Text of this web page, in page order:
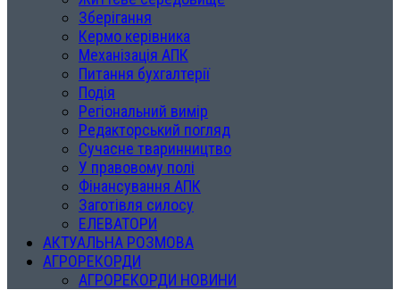
Зберігання
Кермо керівника
Механізація АПК
Питання бухгалтерії
Подія
Регіональний вимір
Редакторський погляд
Сучасне тваринництво
У правовому полі
Фінансування АПК
Заготівля силосу
ЕЛЕВАТОРИ
АКТУАЛЬНА РОЗМОВА
АГРОРЕКОРДИ
АГРОРЕКОРДИ НОВИНИ